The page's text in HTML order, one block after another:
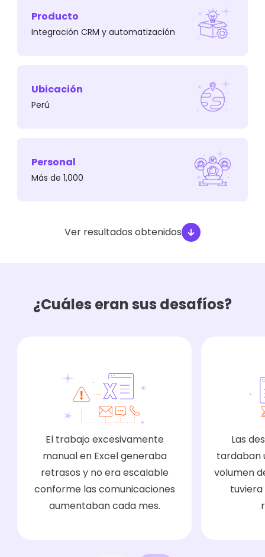
¿Cuál era el desafío?
Su equipo de data descargaba un gran
contactos en cada tipo de comunicación
enviada, cuántos envíos se realizaban a cada
contacto, etc.
Producto
Integración CRM y automatización
Ubicación
Perú
Personal
Más de 1,000
Ver resultados obtenidos
¿Cuáles eran sus desafíos?
El trabajo excesivamente
manual en Excel generaba
retrasos y no era escalable
conforme las comunicaciones
aumentaban cada mes.
Las
tardaban
volumen